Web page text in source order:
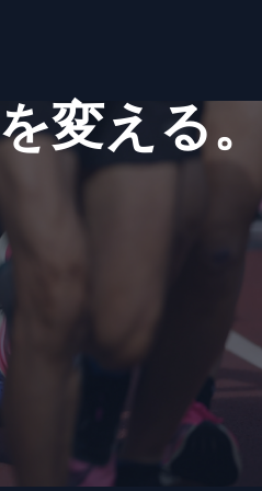
変える。